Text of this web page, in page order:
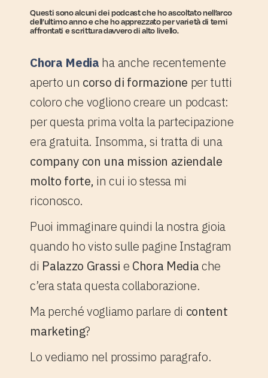
Questi sono alcuni dei podcast che ho ascoltato nell’arco
dell’ultimo anno e che ho apprezzato per varietà di temi
affrontati e scrittura davvero di alto livello.
Chora Media ha anche recentemente
aperto un corso di formazione per tutti
coloro che vogliono creare un podcast:
per questa prima volta la partecipazione
era gratuita. Insomma, si tratta di una
company con una mission aziendale
molto forte, in cui io stessa mi
riconosco.
Puoi immaginare quindi la nostra gioia
quando ho visto sulle pagine Instagram
di Palazzo Grassi e Chora Mediache
c’era stata questa collaborazione.
Ma perché vogliamo parlare di content
marketing?
Lo vediamo nel prossimo paragrafo.